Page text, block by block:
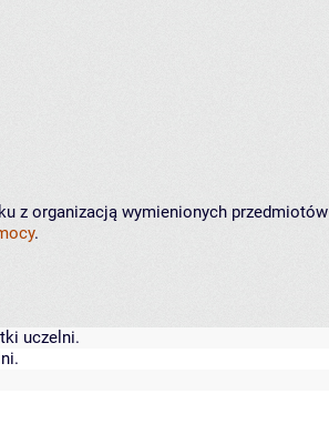
z organizacją wymienionych przedmiotów
.
uczelni.